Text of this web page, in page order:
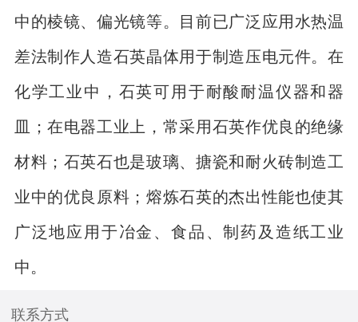
中的棱镜、偏光镜等。目前已广泛应用水热温
差法制作人造石英晶体用于制造压电元件。在
化学工业中，石英可用于耐酸耐温仪器和器
皿；在电器工业上，常采用石英作优良的绝缘
材料；石英石也是玻璃、搪瓷和耐火砖制造工
业中的优良原料；熔炼石英的杰出性能也使其
广泛地应用于冶金、食品、制药及造纸工业
中。
联系方式